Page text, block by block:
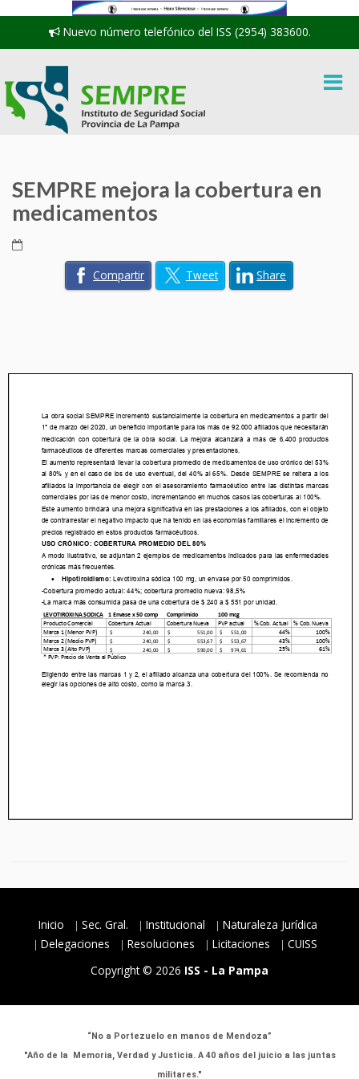
Nuevo número telefónico del ISS (2954) 383600.
SEMPRE mejora la cobertura en
medicamentos
Compartir Tweet Share
Inicio Sec. Gral. Institucional
Naturaleza Jurídica
Delegaciones
Resoluciones Licitaciones
CUISS
Copyright © 2026 ISS - La Pampa
“No a Portezuelo en manos de Mendoza”
"Año de la Memoria, Verdad y Justicia. A 40 años del juicio a las juntas
militares."